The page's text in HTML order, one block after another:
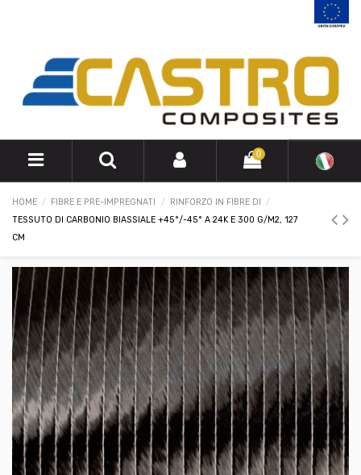
0
HOME FIBRE E PRE-IMPREGNATI
RINFORZO IN FIBRE DI
TESSUTO DI CARBONIO BIASSIALE +45°/-45° A 24K E 300 G/M2, 127
CM